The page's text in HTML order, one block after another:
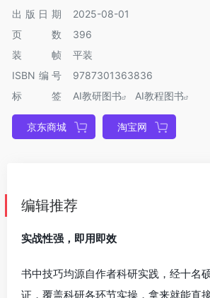
出版日期
2025-08-01
页数
396
装帧
平装
ISBN编号
9787301363836
标签
AI教研图书 AI教程图书
京东商城 淘宝网
编辑推荐
实战性强，即用即效
书中技巧均源自作者科研实践，经十名
证，覆盖科研各环节实操，拿来就能直